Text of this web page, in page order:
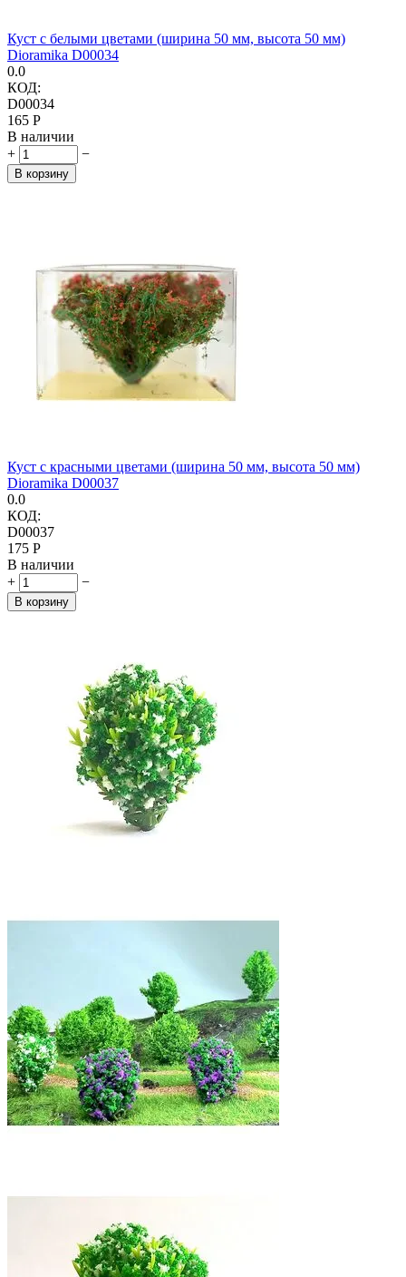
Куст с белыми цветами (ширина 50 мм, высота 50 мм)
Dioramika D00034
0.0
КОД:
D00034
‍165‍ Р
В наличии
+
−
В корзину
Куст с красными цветами (ширина 50 мм, высота 50 мм)
Dioramika D00037
0.0
КОД:
D00037
‍175‍ Р
В наличии
+
−
В корзину